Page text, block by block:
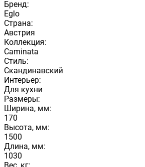
Бренд:
Eglo
Страна:
Австрия
Коллекция:
Caminata
Стиль:
Скандинавский
Интерьер:
Для кухни
Размеры:
Ширина, мм:
170
Высота, мм:
1500
Длина, мм:
1030